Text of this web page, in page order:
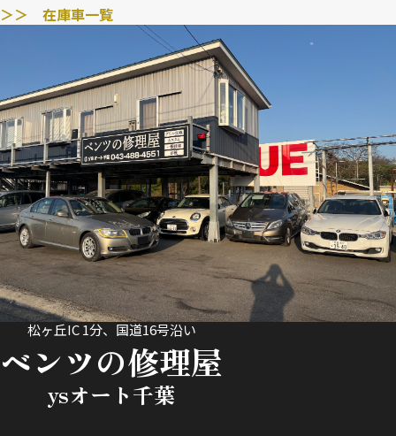
＞＞ 在庫車一覧
松ヶ丘IC 1分、国道16号沿い
ベンツの修理屋
ysオート千葉